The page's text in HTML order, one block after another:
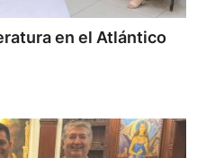
en el Atlántico